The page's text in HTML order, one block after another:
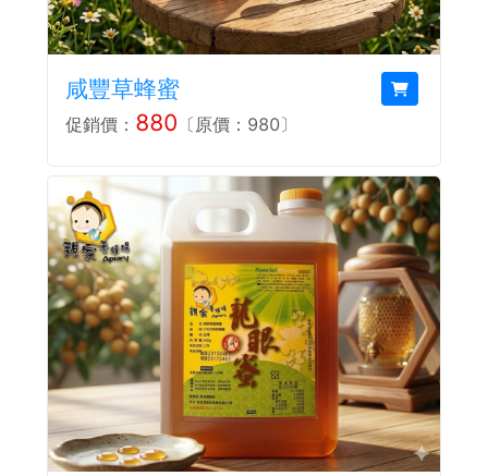
咸豐草蜂蜜
促銷價： 880 〔原價：980〕